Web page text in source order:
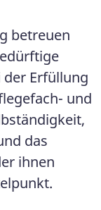
betreuen
der Erfüllung
und
das
ihnen